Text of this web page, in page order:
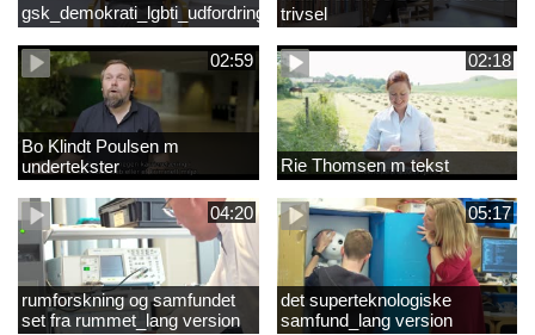
gsk_demokrati_lgbti_udfordringer trivsel
02:59
Bo Klindt Poulsen m
undertekster
02:18
Rie Thomsen m tekst
04:20
rumforskning og samfundet
set fra rummet_lang version
05:17
det superteknologiske
samfund_lang version